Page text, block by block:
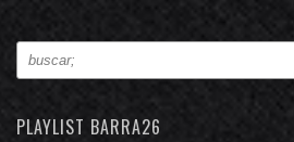
PLAYLIST BARRA26